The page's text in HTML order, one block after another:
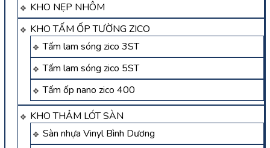
KHO NẸP NHÔM
KHO TẤM ỐP TƯỜNG ZICO
Tấm lam sóng zico 3ST
Tấm lam sóng zico 5ST
Tấm ốp nano zico 400
KHO THẢM LÓT SÀN
Sàn nhựa Vinyl Bình Dương